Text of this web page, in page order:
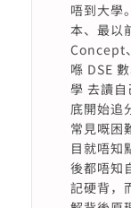
唔到大學
本、最以
Concept
喺 DSE
學 去讀
底開始追
常見嘅困
目就唔知
後都唔知
記硬背，